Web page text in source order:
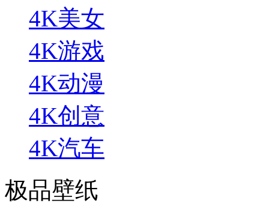
4K美女
4K游戏
4K动漫
4K创意
4K汽车
极品壁纸